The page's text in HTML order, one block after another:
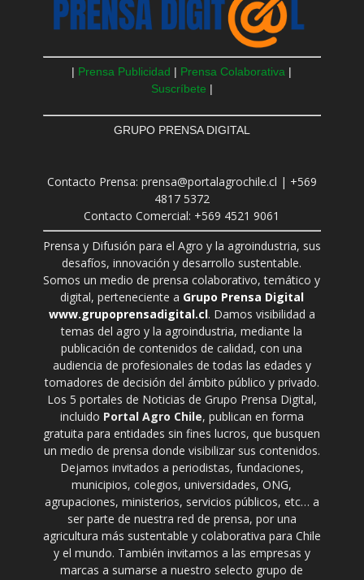
| Prensa Publicidad | Prensa Colaborativa |
Suscríbete |
GRUPO PRENSA DIGITAL
Contacto Prensa: prensa@portalagrochile.cl | +569
4817 5372
Contacto Comercial: +569 4521 9061
Prensa y Difusión para el Agro y la agroindustria, sus
desafíos, innovación y desarrollo sustentable.
Somos un medio de prensa colaborativo, temático y
digital, perteneciente a Grupo Prensa Digital
www.grupoprensadigital.cl. Damos visibilidad a
temas del agro y la agroindustria, mediante la
publicación de contenidos de calidad, con una
audiencia de profesionales de todas las edades y
tomadores de decisión del ámbito público y privado.
Los 5 portales de Noticias de Grupo Prensa Digital,
incluido Portal Agro Chile, publican en forma
gratuita para entidades sin fines lucros, que busquen
un medio de prensa donde visibilizar sus contenidos.
Dejamos invitados a periodistas, fundaciones,
municipios, colegios, universidades, ONG,
agrupaciones, ministerios, servicios públicos, etc… a
ser parte de nuestra red de prensa, por una
agricultura más sustentable y colaborativa para Chile
y el mundo. También invitamos a las empresas y
marcas a sumarse a nuestro selecto grupo de